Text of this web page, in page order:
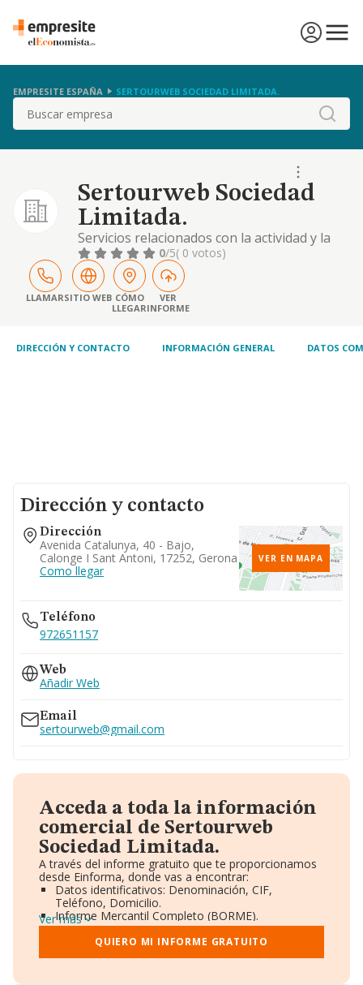
EMPRESITE ESPAÑA SERTOURWEB SOCIEDAD LIMITADA.
Buscar
Sertourweb Sociedad
Limitada.
Servicios relacionados con la actividad y la
industria turística. servicios de ayuda, apoyo,
asistencia y orientación a viajeros y turistas.
servicios de confección de catálogos y
folletos informativos. servicios fotográficos.
compraventa de bienes muebles e
0/5( 0 votos)
LLAMARSITIO WEB CÓMO
LLEGAR
VER
INFORME
DIRECCIÓN Y CONTACTO INFORMACIÓN GENERAL DATOS
Dirección y contacto
Dirección
Avenida Catalunya, 40 - Bajo,
Calonge I Sant Antoni, 17252, Gerona
Como llegar
VER EN MAPA
Teléfono
972651157
Web
Añadir Web
Email
sertourweb@gmail.com
Acceda a toda la información
comercial de Sertourweb
Sociedad Limitada.
A través del informe gratuito que te proporcionamos
desde Einforma, donde vas a encontrar:
Datos identificativos: Denominación, CIF,
Teléfono, Domicilio.
Informe Mercantil Completo (BORME).
Gráficos de Evolución Ventas y Empleados.
Consejo de Administración y Administradores.
Directivos y Ejecutivos.
Ver más
QUIERO MI INFORME GRATUITO